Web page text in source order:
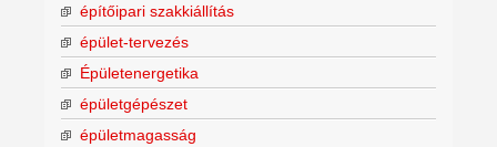
építőipari szakkiállítás
épület-tervezés
Épületenergetika
épületgépészet
épületmagasság